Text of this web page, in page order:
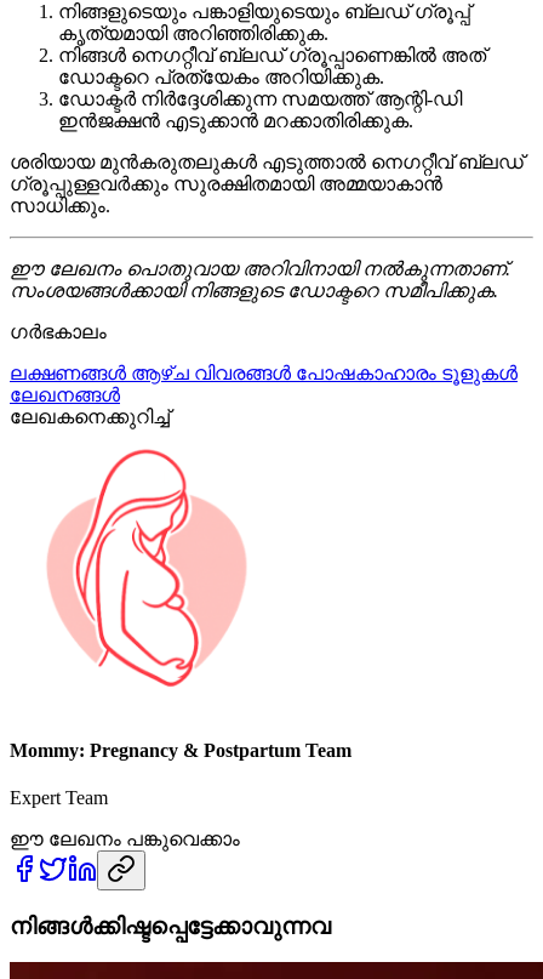
നിങ്ങളുടെയും പങ്കാളിയുടെയും ബ്ലഡ് ഗ്രൂപ്പ്
കൃത്യമായി അറിഞ്ഞിരിക്കുക.
നിങ്ങൾ നെഗറ്റീവ് ബ്ലഡ് ഗ്രൂപ്പാണെങ്കിൽ അത്
ഡോക്ടറെ പ്രത്യേകം അറിയിക്കുക.
ഡോക്ടർ നിർദ്ദേശിക്കുന്ന സമയത്ത് ആന്റി-ഡി
ഇൻജക്ഷൻ എടുക്കാൻ മറക്കാതിരിക്കുക.
ശരിയായ മുൻകരുതലുകൾ എടുത്താൽ നെഗറ്റീവ് ബ്ലഡ്
ഗ്രൂപ്പുള്ളവർക്കും സുരക്ഷിതമായി അമ്മയാകാൻ
സാധിക്കും.
ഈ ലേഖനം പൊതുവായ അറിവിനായി നൽകുന്നതാണ്.
സംശയങ്ങൾക്കായി നിങ്ങളുടെ ഡോക്ടറെ സമീപിക്കുക.
ഗർഭകാലം
ലക്ഷണങ്ങൾ ആഴ്ച വിവരങ്ങൾ പോഷകാഹാരം ടൂളുകൾ
ലേഖനങ്ങൾ
ലേഖകനെക്കുറിച്ച്
Mommy: Pregnancy & Postpartum Team
Expert Team
ഈ ലേഖനം പങ്കുവെക്കാം
നിങ്ങൾക്കിഷ്ടപ്പെട്ടേക്കാവുന്നവ